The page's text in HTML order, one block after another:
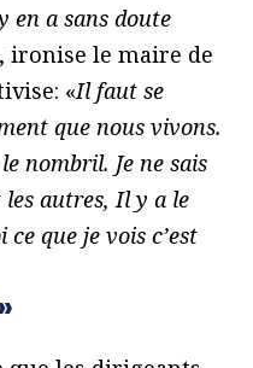
en a sans doute
ironise le maire de
«Il faut se
que nous vivons.
nombril. Je ne sais
les autres, Il y a le
que je vois c’est